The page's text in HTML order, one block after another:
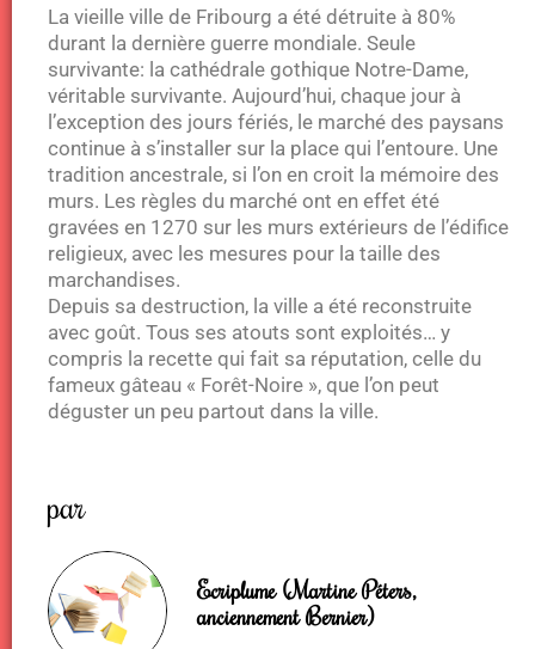
La vieille ville de Fribourg a été détruite à 80%
durant la dernière guerre mondiale. Seule
survivante: la cathédrale gothique Notre-Dame,
véritable survivante. Aujourd’hui, chaque jour à
l’exception des jours fériés, le marché des paysans
continue à s’installer sur la place qui l’entoure. Une
tradition ancestrale, si l’on en croit la mémoire des
murs. Les règles du marché ont en effet été
gravées en 1270 sur les murs extérieurs de l’édifice
religieux, avec les mesures pour la taille des
marchandises.
Depuis sa destruction, la ville a été reconstruite
avec goût. Tous ses atouts sont exploités… y
compris la recette qui fait sa réputation, celle du
fameux gâteau « Forêt-Noire », que l’on peut
déguster un peu partout dans la ville.
par
Ecriplume (Martine Péters,
anciennement Bernier)